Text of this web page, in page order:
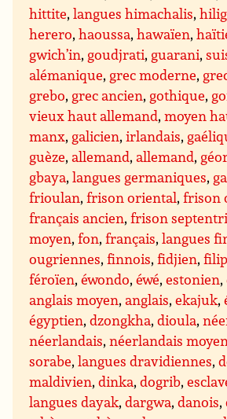
hittite,langues himachalis,
herero,haoussa,hawaïen,
gwich’in, goudjrati, guarani,
alémanique, grec moderne,
grebo, grec ancien, gothique,
vieux haut allemand,moyen
manx, galicien,irlandais,
guèze,allemand,allemand,
gbaya,langues germaniques,
frioulan,frison oriental,frison
français ancien,frison
moyen,fon,français,langues
ougriennes,finnois,fidjien,
féroïen,éwondo,éwé,estonien,
anglais moyen,anglais,ekajuk,
égyptien,dzongkha,dioula,
néerlandais,néerlandais
sorabe,langues dravidiennes,
maldivien,dinka,dogrib,
langues dayak,dargwa,danois,